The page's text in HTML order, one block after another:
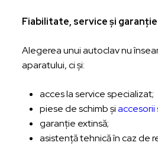
Fiabilitate, service și garanție
Alegerea unui autoclav nu
aparatului, ci și:
acces la service specializat;
piese de schimb șiaccesorii
garanție extinsă;
asistență tehnică în caz de